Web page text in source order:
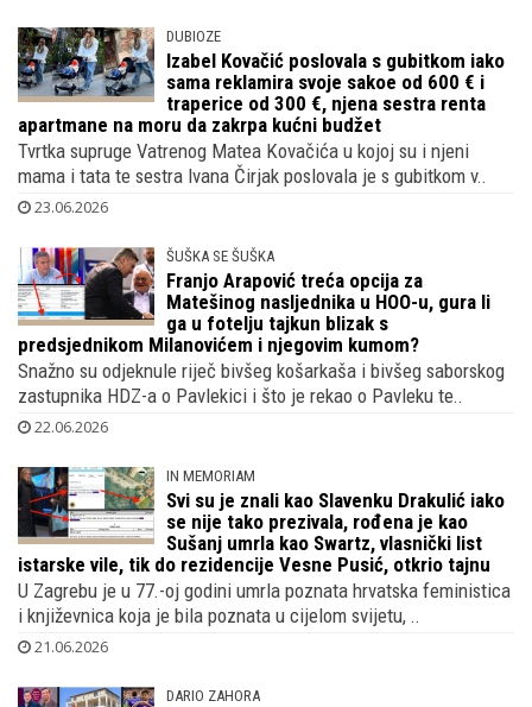
DUBIOZE
Izabel Kovačić poslovala s gubitkom iako
sama reklamira svoje sakoe od 600 € i
traperice od 300 €, njena sestra renta
apartmane na moru da zakrpa kućni budžet
Tvrtka supruge Vatrenog Matea Kovačića u kojoj su i njeni
mama i tata te sestra Ivana Čirjak poslovala je s gubitkom v..
23.06.2026
ŠUŠKA SE ŠUŠKA
Franjo Arapović treća opcija za
Matešinog nasljednika u HOO-u, gura li
ga u fotelju tajkun blizak s
predsjednikom Milanovićem i njegovim kumom?
Snažno su odjeknule riječ bivšeg košarkaša i bivšeg saborskog
zastupnika HDZ-a o Pavlekici i što je rekao o Pavleku te..
22.06.2026
IN MEMORIAM
Svi su je znali kao Slavenku Drakulić iako
se nije tako prezivala, rođena je kao
Sušanj umrla kao Swartz, vlasnički list
istarske vile, tik do rezidencije Vesne Pusić, otkrio tajnu
U Zagrebu je u 77.-oj godini umrla poznata hrvatska feministica
i književnica koja je bila poznata u cijelom svijetu, ..
21.06.2026
DARIO ZAHORA